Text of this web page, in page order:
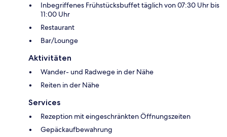
Inbegriffenes Frühstücksbuffet täglich von 07:30 Uhr bis
11:00 Uhr
Restaurant
Bar/Lounge
Aktivitäten
Wander- und Radwege in der Nähe
Reiten in der Nähe
Services
Rezeption mit eingeschränkten Öffnungszeiten
Gepäckaufbewahrung